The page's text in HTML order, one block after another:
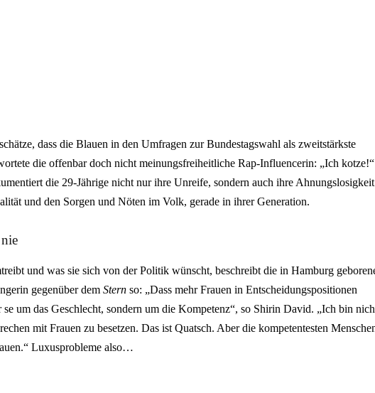
dass die Blauen in den Umfragen zur Bundestagswahl als zweitstärkste
die offenbar doch nicht meinungsfreiheitliche Rap-Influencerin: „Ich kotze!“
die 29-Jährige nicht nur ihre Unreife, sondern auch ihre Ahnungslosigkeit
und den Sorgen und Nöten im Volk, gerade in ihrer Generation.
und was sie sich von der Politik wünscht, beschreibt die in Hamburg
gegenüber dem Stern so: „Dass mehr Frauen in Entscheidungspositionen
se um das Geschlecht, sondern um die Kompetenz“, so Shirin David. „Ich bin
mit Frauen zu besetzen. Das ist Quatsch. Aber die kompetentesten
Luxusprobleme also…